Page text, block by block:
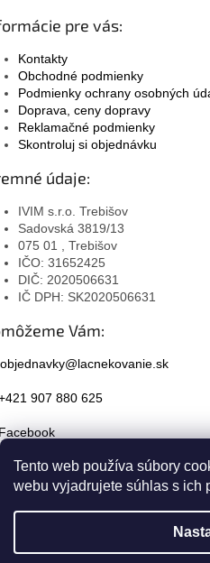
Tento web používa súbory
webu vyjadrujete súhlas s ich
pre vás:
Kontakty
Obchodné podmienky
Podmienky ochrany osobných
Doprava, ceny dopravy
Reklamačné podmienky
Skontroluj si objednávku
údaje:
IVIM s.r.o. Trebišov
Sadovská 3819/13
075 01 , Trebišov
IČO: 31652425
DIČ: 2020506631
IČ DPH: SK2020506631
Vám:
objednavky@lacnekovanie.sk
907 880 625